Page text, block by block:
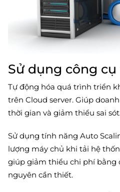
Sử dụng công
Tự động hóa quá trình triển
trên Cloud server. Giúp
thời gian và giảm thiểu sai sót.
Sử dụng tính năng Auto
lượng máy chủ khi tải hệ
giúp giảm thiểu chi phí bằng
nguyên cần thiết.